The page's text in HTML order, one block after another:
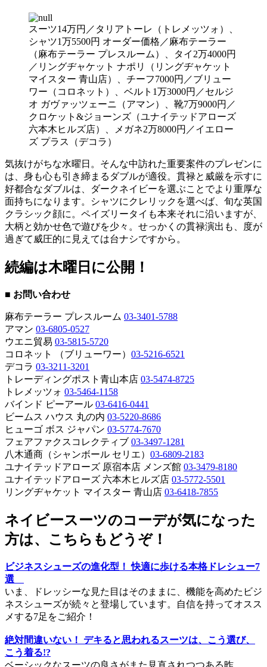
スーツ14万円／タリアトーレ（トレメッツォ）、
シャツ1万5500円 オーダー価格／麻布テーラー
（麻布テーラー プレスルーム）、タイ2万4000円
／リングヂャケット ナポリ（リングヂャケット
マイスター 青山店）、チーフ7000円／ブリュー
ワー（コロネット）、ベルト1万3000円／セルジ
オ ガヴァッツェーニ（アマン）、靴7万9000円／
クロケット&ジョーンズ（ユナイテッドアローズ
六本木ヒルズ店）、メガネ2万8000円／イエロー
ズ プラス（デコラ）
気抜けがちな水曜日。そんな中訪れた重要案件のプレゼンに
は、身も心も引き締まるダブルが適役。貫禄と威厳を示すに
好都合なダブルは、ダークネイビーを選ぶことでより重厚な
面持ちになります。シャツにクレリックを選べば、旬な英国
クラシック顔に。ペイズリータイも本来それに沿いますが、
大柄と効かせ色で遊びを少々。せっかくの貫禄演出も、度が
過ぎて威圧的に見えては台ナシですから。
続編は木曜日に公開！
■ お問い合わせ
麻布テーラー プレスルーム 03-3401-5788
アマン 03-6805-0527
ウエニ貿易 03-5815-5720
コロネット （ブリューワー） 03-5216-6521
デコラ 03-3211-3201
トレーディングポスト青山本店 03-5474-8725
トレメッツォ 03-5464-1158
バインド ピーアール 03-6416-0441
ビームス ハウス 丸の内 03-5220-8686
ヒューゴ ボス ジャパン 03-5774-7670
フェアファクスコレクティブ 03-3497-1281
八木通商（シャンボール セリエ） 03-6809-2183
ユナイテッドアローズ 原宿本店 メンズ館 03-3479-8180
ユナイテッドアローズ 六本木ヒルズ店 03-5772-5501
リングヂャケット マイスター 青山店 03-6418-7855
ネイビースーツのコーデが気になった
方は、こちらもどうぞ！
ビジネスシューズの進化型！ 快適に歩ける本格ドレシュー7
選
いま、ドレッシーな見た目はそのままに、機能を高めたビジ
ネスシューズが続々と登場しています。自信を持ってオスス
メする7足をご紹介！
絶対間違いない！ デキると思われるスーツは、こう選び、
こう着る!?
ベーシックなスーツの良さがまた見直されつつある昨